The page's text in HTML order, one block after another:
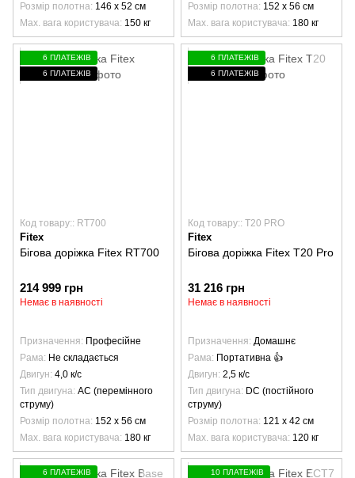
Розмір полотна 146 х 52 см
Max. вага користувача 150 кг
Розмір полотна 152 х 56 см
Max. вага користувача 180 кг
6 ПЛАТЕЖІВ
6 ПЛАТЕЖІВ
Код товару:: RT700
Fitex
Бігова доріжка Fitex RT700
214 999 грн
Немає в наявності
Призначення
Професійне
Рама Не складається
Двигун 4,0 к/с
Тип двигуна AC (перемінного
струму)
Розмір полотна 152 х 56 см
Max. вага користувача 180 кг
6 ПЛАТЕЖІВ
6 ПЛАТЕЖІВ
Код товару:: T20 PRO
Fitex
Бігова доріжка Fitex T20 Pro
31 216 грн
Немає в наявності
Призначення Домашнє
Рама Портативна 👍
Двигун 2,5 к/с
Тип двигуна DC (постійного
струму)
Розмір полотна 121 х 42 см
Max. вага користувача 120 кг
6 ПЛАТЕЖІВ 10 ПЛАТЕЖІВ